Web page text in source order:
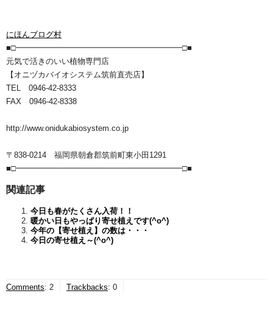
にほんブログ村
■□━━━━━━━━━━━━━━━━━━━━━□■
元気で活きのいい植物専門店
【オニヅカバイオシステム筑前直売店】
TEL 0946-42-8333
FAX 0946-42-8338
http://www.onidukabiosystem.co.jp
〒838-0214 福岡県朝倉郡筑前町東小田1291
■□━━━━━━━━━━━━━━━━━━━━━□■
関連記事
今日も春がたくさん入荷！！
暖かい日もやっぱり寄せ植えです(^o^)
今年の【寄せ植え】の数は・・・
今日の寄せ植え～(^o^)
Comments: 2 Trackbacks: 0